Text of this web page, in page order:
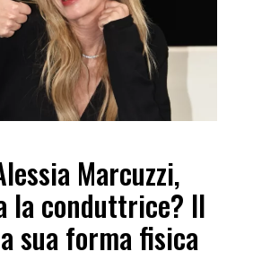
Marcuzzi,
la conduttrice? Il
sua forma fisica